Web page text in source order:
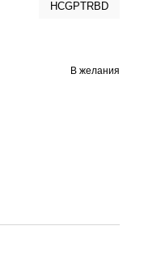
HCGPTRBD
В желания